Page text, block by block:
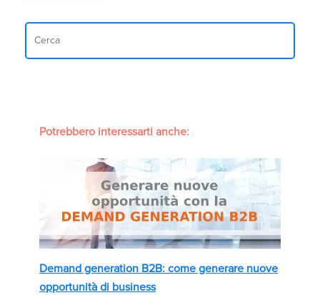
Potrebbero interessarti anche:
Demand generation B2B: come generare nuove
opportunità di business